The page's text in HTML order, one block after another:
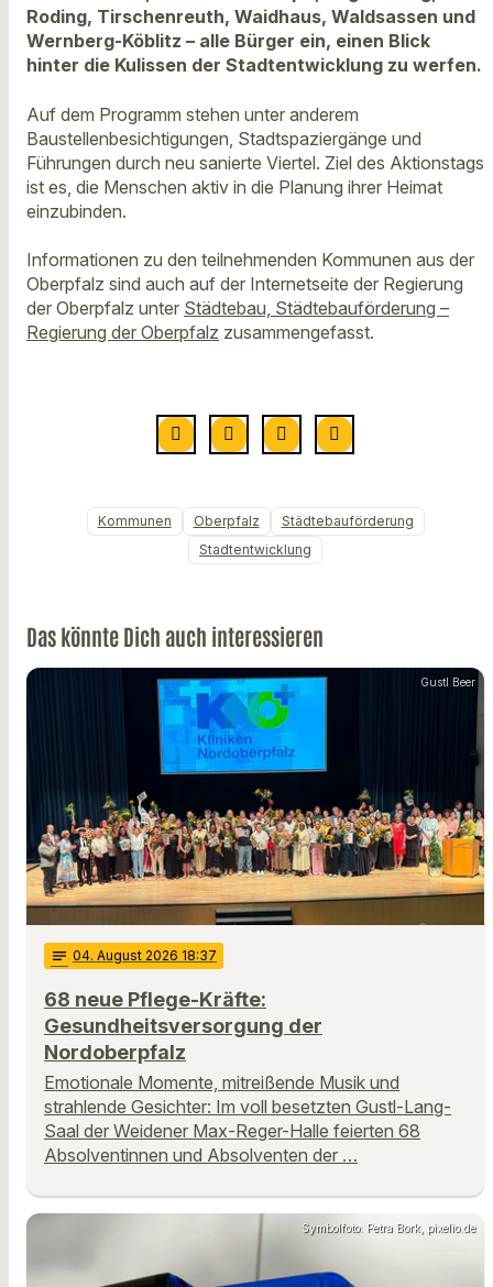
Roding, Tirschenreuth, Waidhaus, Waldsassen und
Wernberg-Köblitz – alle Bürger ein, einen Blick
hinter die Kulissen der Stadtentwicklung zu werfen.
Auf dem Programm stehen unter anderem
Baustellenbesichtigungen, Stadtspaziergänge und
Führungen durch neu sanierte Viertel. Ziel des Aktionstags
ist es, die Menschen aktiv in die Planung ihrer Heimat
einzubinden.
Informationen zu den teilnehmenden Kommunen aus der
Oberpfalz sind auch auf der Internetseite der Regierung
der Oberpfalz unter Städtebau, Städtebauförderung –
Regierung der Oberpfalz zusammengefasst.
Kommunen Oberpfalz
Städtebauförderung
Stadtentwicklung
Das könnte Dich auch interessieren
Gustl Beer
notes 04. August 2026 18:37
68 neue Pflege-Kräfte:
Gesundheitsversorgung der
Nordoberpfalz
Emotionale Momente, mitreißende Musik und
strahlende Gesichter: Im voll besetzten Gustl-Lang-
Saal der Weidener Max-Reger-Halle feierten 68
Absolventinnen und Absolventen der …
Symbolfoto: Petra Bork, pixelio.de